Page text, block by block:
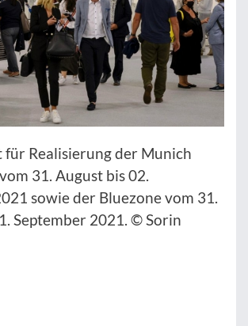
für Realisierung der Munich
31. August bis 02.
sowie der Bluezone vom 31.
September 2021. © Sorin